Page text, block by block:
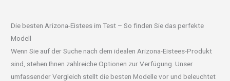
Die besten Arizona-Eistees im Test – So finden Sie das perfekte
Modell
Wenn Sie auf der Suche nach dem idealen Arizona-Eistees-Produkt
sind, stehen Ihnen zahlreiche Optionen zur Verfügung. Unser
umfassender Vergleich stellt die besten Modelle vor und beleuchtet